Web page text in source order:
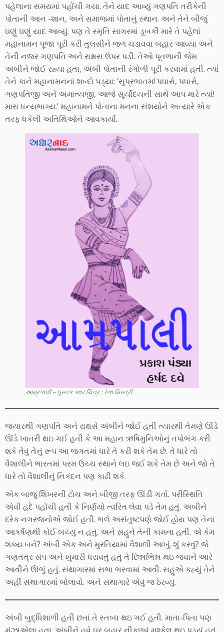
પહેલાના સમયમાં પહોંચી ગયા. તેને યાદ આવ્યું ગણપતિ તરીકેની
પોતાની આન -શાન, અને સમાજમાં પોતાનું સ્થાન. અને તેને બીજું
ઘણું ઘણું યાદ આવ્યું. પણ તે સ્મૃતિ સાગરમાં ડૂબકી મારે તે પહેલાં
મહાનામન પૂજા પૂરી કરી તુલસીને જળ ચડાવવા બહાર આવ્યા અને
તેની નજર ગણપતિ અને રાક્ષસ ઉપર પડી. તેઓ પૂતળાની જેમ
અંબીને જોઈ રહ્યા હતા, અંબી પોતાની રંગોળી પૂરી કરવામાં હતી. ત્યાં
તેને કાને મહાનામનનાં શબ્દો પડ્યા: ‘સુપ્રભાતમ! પધારો, પધારો,
ગણપતિજી અને અમાત્યજી, આજે સૂર્યોદયની સાથે આપ મારે ત્યાં!
મારા ધન્યભાગ્ય.’ મહાનામને પોતાના મનના સંશયોને અત્યારે એક
તરફ ધકેલી અતિથિઓને આવકાર્યા.
આમ્રપાલી – પુસ્તક કવર ચિત્ર : રેના મિસ્ત્રી
જ્યારથી ગણપતિ અને રાક્ષસે અંબીને જોઈ હતી ત્યારથી તેમણે ઊંડે
ઊંડે ખાતરી થઇ ગઈ હતી કે આ મહાન ઋષિમુનિઓનું તપોભંગ કરી
શકે તેવું તેનું રૂપ આ જગતમાં ધારે તે કરી શકે તેમ છે. તે ધારે તો
વૈશાલીને ભારતમાં પરમ ઉચ્ચ સ્થાને લઇ જઈ શકે તેમ છે અને જો તે
ધારે તો વૈશાલીનું નિકંદન પણ કાઢી શકે.
એક બાજુ શિખરની ટોચ અને બીજી તરફ ઊંડી ગર્તા. પરીસ્થિતિ
એવી હદે પહોંચી હતી કે નિર્ણયો ત્વરિત લેવા પડે તેમ હતું. અંબીને
દરેક નગરજનોએ જોઈ હતી. ભલે અસંતુષ્ટપણે જોઈ હોય પણ તેનાં
આકર્ષણથી કોઈ બચ્યું ન હતું. અને સહુને તેની કામના હતી. એ કેમ
શક્ય બને? અંબી એક અને મુરતિયામાં વૈશાલી આખું. શું કરવું? જે
ગણતંત્ર સંપ અને ખુમારી ધરાવતું હતું તે છિન્નભિન્ન થઇ જવાને આરે
આવીને ઊભું હતું. સંથાગારમાં સભા ભરવામાં આવી. સહુએ કહ્યું તેને
અહીં સંથાગારમાં બોલાવો. અને સંથાગારે એવું જ ઠેરવ્યું.
અંબી બુદ્ધિશાળી હતી છતાં તે સ્તબ્ધ થઇ ગઈ હતી. માતા-પિતા પણ